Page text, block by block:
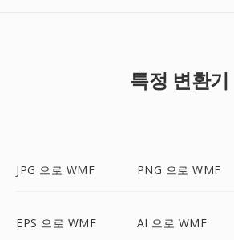
특정 변환기
JPG 으로 WMF PNG 으로 WMF
EPS 으로 WMF AI 으로 WMF